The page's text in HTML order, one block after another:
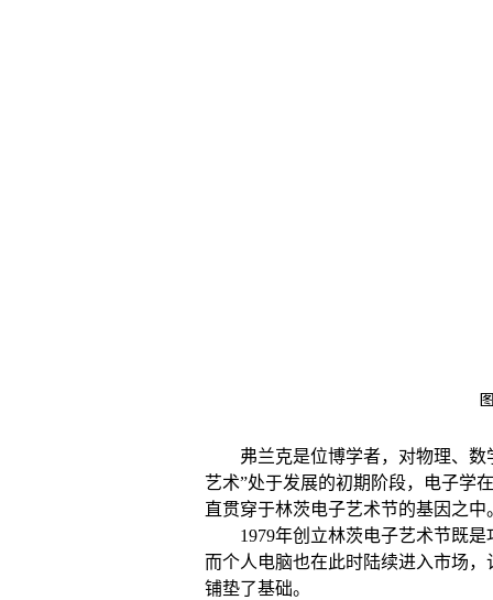
弗兰克是位博学者，对物理、
艺术”处于发展的初期阶段，电子学
直贯穿于林茨电子艺术节的基因之中
1979年创立林茨电子艺术节既
而个人电脑也在此时陆续进入市场
铺垫了基础。